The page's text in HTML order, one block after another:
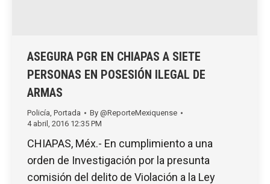
ASEGURA PGR EN CHIAPAS A SIETE
PERSONAS EN POSESIÓN ILEGAL DE
ARMAS
Policía Portada By @ReporteMexiquense
4 abril, 2016 12:35 PM
CHIAPAS, Méx.- En cumplimiento a una
orden de Investigación por la presunta
comisión del delito de Violación a la Ley